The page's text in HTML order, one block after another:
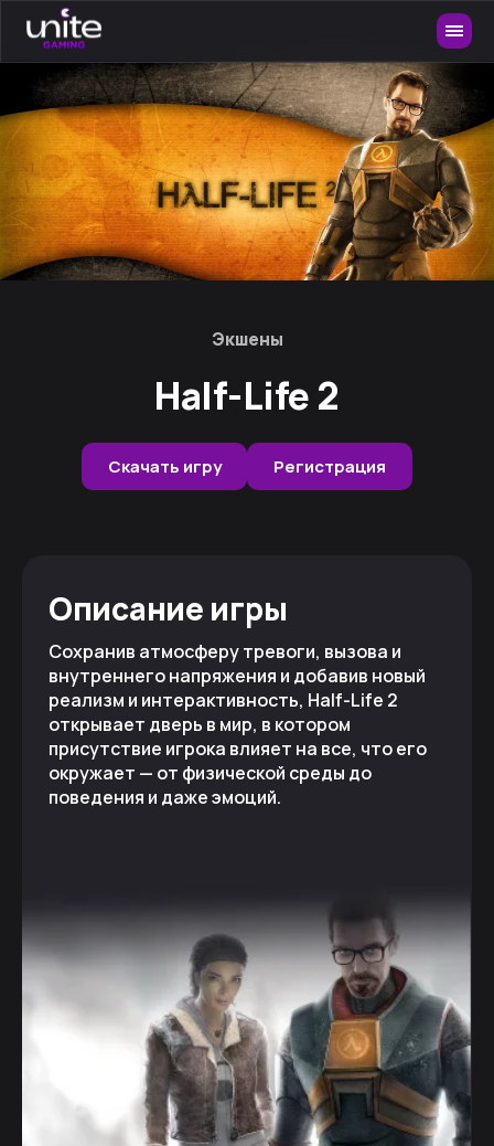
Экшены
Half-Life 2
Скачать игру Регистрация
Описание игры
Сохранив атмосферу тревоги, вызова и
внутреннего напряжения и добавив новый
реализм и интерактивность, Half-Life 2
открывает дверь в мир, в котором
присутствие игрока влияет на все, что его
окружает — от физической среды до
поведения и даже эмоций.